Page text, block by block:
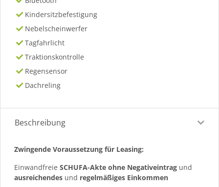
Kindersitzbefestigung
Nebelscheinwerfer
Tagfahrlicht
Traktionskontrolle
Regensensor
Dachreling
Beschreibung
Zwingende Voraussetzung für Leasing:
Einwandfreie SCHUFA-Akte ohne Negativeintrag und
ausreichendes und regelmäßiges Einkommen